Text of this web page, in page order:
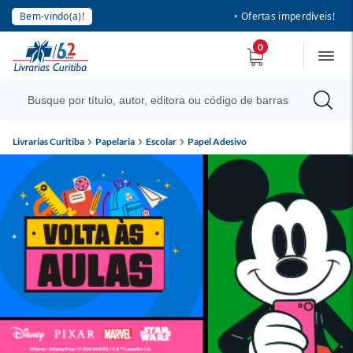
Bem-vindo(a)! • Ofertas imperdíveis!
0
Livrarias Curitiba Papelaria Escolar Papel Adesivo